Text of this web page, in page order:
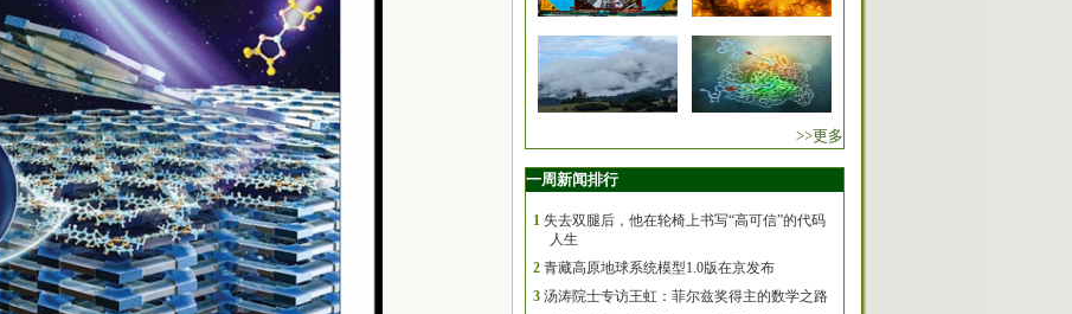
>>更多
一周新闻排行
1 失去双腿后，他在轮椅上书写“高可信”的代码
人生
2 青藏高原地球系统模型1.0版在京发布
3 汤涛院士专访王虹：菲尔兹奖得主的数学之路